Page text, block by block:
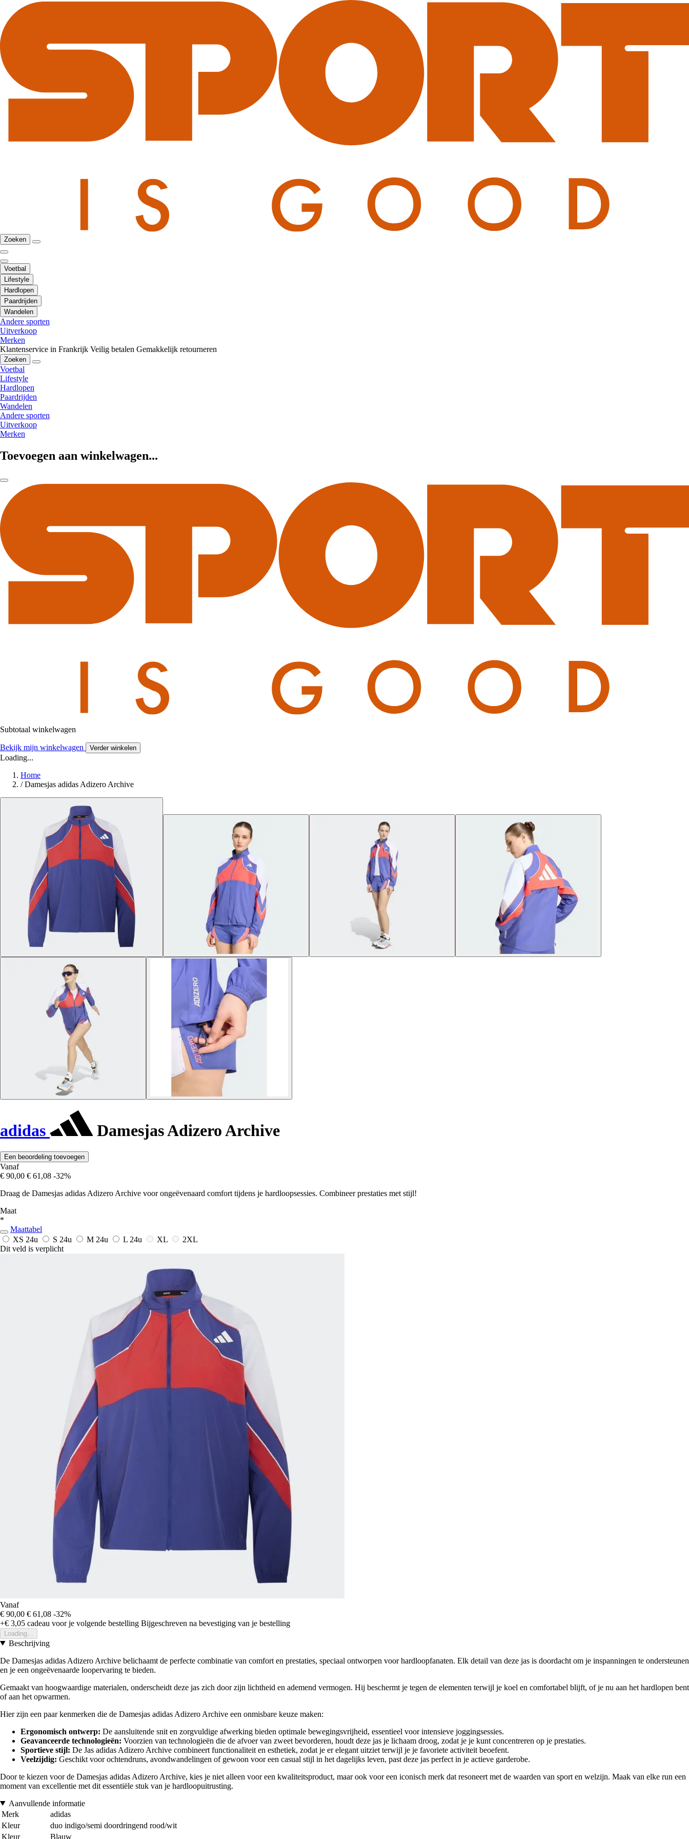
Zoeken
Voetbal
Lifestyle
Hardlopen
Paardrijden
Wandelen
Andere sporten
Uitverkoop
Merken
Klantenservice in Frankrijk Veilig betalen Gemakkelijk retourneren
Zoeken
Voetbal
Lifestyle
Hardlopen
Paardrijden
Wandelen
Andere sporten
Uitverkoop
Merken
Toevoegen aan winkelwagen...
Subtotaal winkelwagen
Bekijk mijn winkelwagen Verder winkelen
Loading...
Home
/ Damesjas adidas Adizero Archive
adidas Damesjas Adizero Archive
Een beoordeling toevoegen
Vanaf
€ 90,00 € 61,08 -32%
Draag de Damesjas adidas Adizero Archive voor ongeëvenaard comfort tijdens je hardloopsessies. Combineer prestaties met stijl!
Maat
*
Maattabel
XS 24u S 24u M 24u L 24u XL
2XL
Dit veld is verplicht
Vanaf
€ 90,00 € 61,08 -32%
+€ 3,05 cadeau voor je volgende bestelling Bijgeschreven na bevestiging van je bestelling
Loading...
Beschrijving
De Damesjas adidas Adizero Archive belichaamt de perfecte combinatie van comfort en prestaties, speciaal ontworpen voor hardloopfanaten. Elk detail van deze jas is doordacht om je inspanningen te ondersteunen
en je een ongeëvenaarde loopervaring te bieden.
Gemaakt van hoogwaardige materialen, onderscheidt deze jas zich door zijn lichtheid en ademend vermogen. Hij beschermt je tegen de elementen terwijl je koel en comfortabel blijft, of je nu aan het hardlopen bent
of aan het opwarmen.
Hier zijn een paar kenmerken die de Damesjas adidas Adizero Archive een onmisbare keuze maken:
Ergonomisch ontwerp: De aansluitende snit en zorgvuldige afwerking bieden optimale bewegingsvrijheid, essentieel voor intensieve joggingsessies.
Geavanceerde technologieën: Voorzien van technologieën die de afvoer van zweet bevorderen, houdt deze jas je lichaam droog, zodat je je kunt concentreren op je prestaties.
Sportieve stijl: De Jas adidas Adizero Archive combineert functionaliteit en esthetiek, zodat je er elegant uitziet terwijl je je favoriete activiteit beoefent.
Veelzijdig: Geschikt voor ochtendruns, avondwandelingen of gewoon voor een casual stijl in het dagelijks leven, past deze jas perfect in je actieve garderobe.
Door te kiezen voor de Damesjas adidas Adizero Archive, kies je niet alleen voor een kwaliteitsproduct, maar ook voor een iconisch merk dat resoneert met de waarden van sport en welzijn. Maak van elke run een
moment van excellentie met dit essentiële stuk van je hardloopuitrusting.
Aanvullende informatie
Merk
adidas
Kleur
duo indigo/semi doordringend rood/wit
Kleur
Blauw